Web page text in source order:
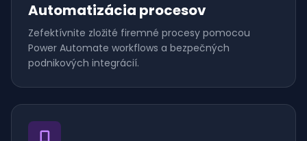
Automatizácia procesov
Zefektívnite zložité firemné procesy pomocou
Power Automate workflows a bezpečných
podnikových integrácií.